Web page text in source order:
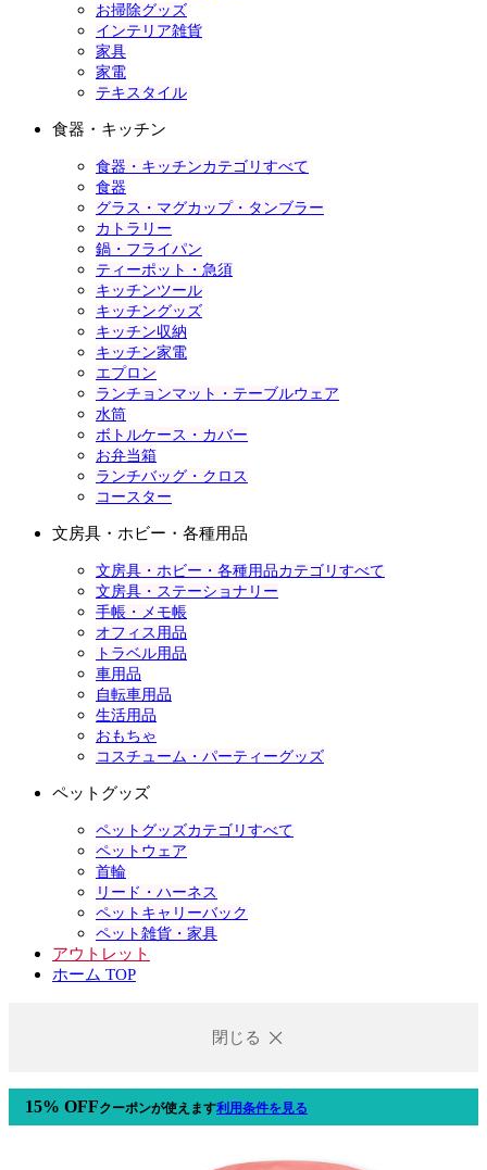
お掃除グッズ
インテリア雑貨
家具
家電
テキスタイル
食器・キッチン
食器・キッチンカテゴリすべて
食器
グラス・マグカップ・タンブラー
カトラリー
鍋・フライパン
ティーポット・急須
キッチンツール
キッチングッズ
キッチン収納
キッチン家電
エプロン
ランチョンマット・テーブルウェア
水筒
ボトルケース・カバー
お弁当箱
ランチバッグ・クロス
コースター
文房具・ホビー・各種用品
文房具・ホビー・各種用品カテゴリすべて
文房具・ステーショナリー
手帳・メモ帳
オフィス用品
トラベル用品
車用品
自転車用品
生活用品
おもちゃ
コスチューム・パーティーグッズ
ペットグッズ
ペットグッズカテゴリすべて
ペットウェア
首輪
リード・ハーネス
ペットキャリーバック
ペット雑貨・家具
アウトレット
ホーム TOP
閉じる
15% OFFクーポンが使えます利用条件を見る